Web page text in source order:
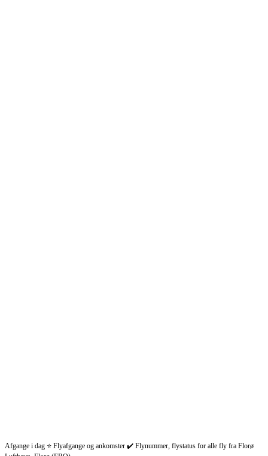
Afgange i dag ⭐ Flyafgange og ankomster ✔️ Flynummer, flystatus for alle fly fra Florø